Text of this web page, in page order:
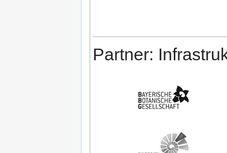
Partner: